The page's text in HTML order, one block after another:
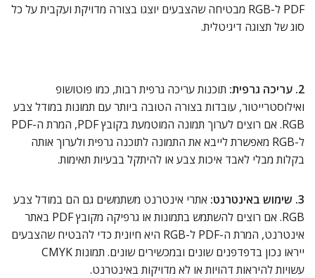
PDF ל-RGB מבטיחה שהצבעים יוצגו בצורה מדויקת ועקבית על כל
סוג של תצוגה דיגיטלית.
2. עריכה גרפית:
תוכנות עריכה גרפית רבות, כמו פוטושופ
ואילוסטרייטור, עובדות בצורה הטובה ביותר עם תמונות במודל צבע
RGB. אם רוצים לערוך תמונה המוטמעת בקובץ PDF, המרת ה-PDF
ל-RGB מאפשרת לייבא את התמונה לתוכנה גרפית ולערוך אותה
בקלות מבלי לאבד איכות צבע או להיתקל בבעיות תאימות.
3. שימוש באינטרנט:
אתרי אינטרנט משתמשים גם הם במודל צבע
RGB. אם רוצים להשתמש בתמונות או גרפיקה מקובץ PDF באתר
אינטרנט, המרת ה-PDF ל-RGB היא חיונית כדי להבטיח שהצבעים
ייראו נכון בדפדפנים שונים ובמכשירים שונים. תמונות CMYK
עשויות להיראות דהויות או לא מדויקות באינטרנט.